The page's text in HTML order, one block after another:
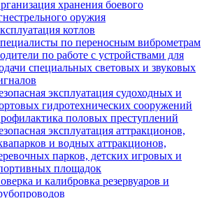
хранения боевого
оружия
котлов
по переносным виброметрам
по работе с устройствами для
специальных световых и звуковых
эксплуатация судоходных и
гидротехнических сооружений
половых преступлений
эксплуатация аттракционов,
и водных аттракционов,
парков, детских игровых и
площадок
и калибровка резервуаров и